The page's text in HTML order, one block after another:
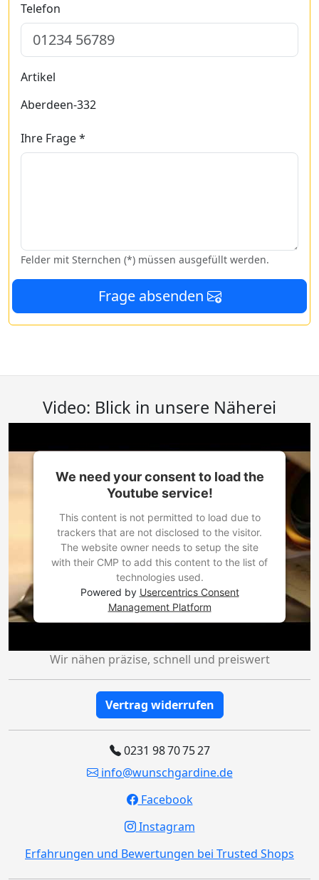
Telefon
Artikel
Aberdeen-332
Ihre Frage *
Felder mit Sternchen (*) müssen ausgefüllt werden.
Frage absenden
Video: Blick in unsere Näherei
We need your consent to load the
Youtube service!
This content is not permitted to load due to
trackers that are not disclosed to the visitor.
The website owner needs to setup the site
with their CMP to add this content to the list of
technologies used.
Powered by Usercentrics Consent
Management Platform
Wir nähen präzise, schnell und preiswert
Vertrag widerrufen
0231 98 70 75 27
info@wunschgardine.de
Facebook
Instagram
Erfahrungen und Bewertungen bei Trusted Shops